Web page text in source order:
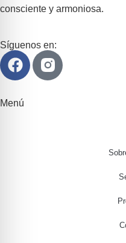
consciente y armoniosa.
Síguenos en:
Menú